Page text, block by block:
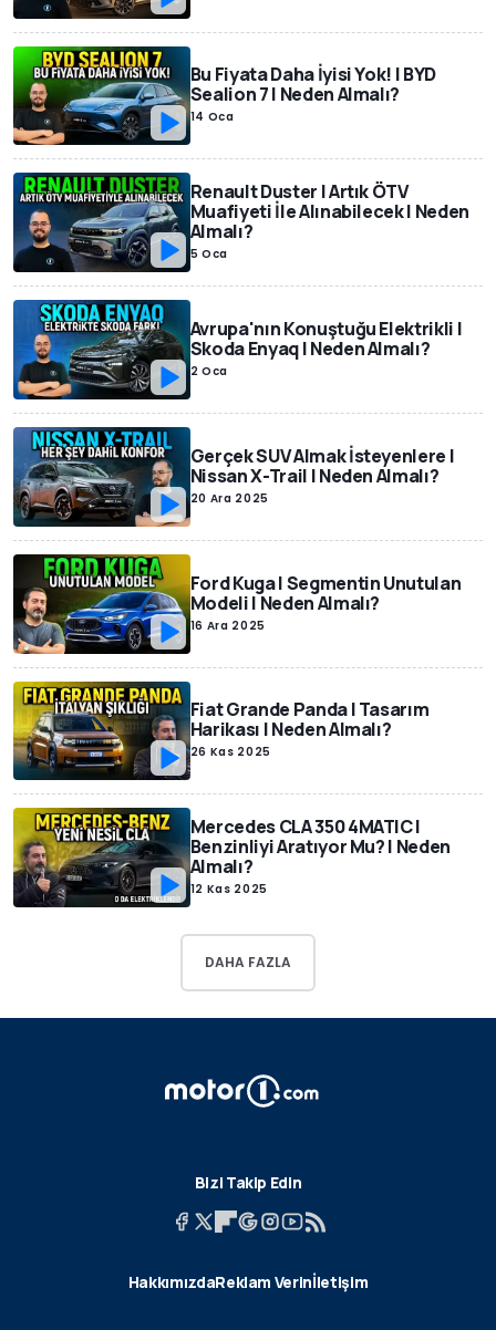
Bu Fiyata Daha İyisi Yok! | BYD
Sealion 7 | Neden Almalı?
14 Oca
Renault Duster | Artık ÖTV
Muafiyeti İle Alınabilecek | Neden
Almalı?
5 Oca
Avrupa'nın Konuştuğu Elektrikli |
Skoda Enyaq | Neden Almalı?
2 Oca
Gerçek SUV Almak İsteyenlere |
Nissan X-Trail | Neden Almalı?
20 Ara 2025
Ford Kuga | Segmentin Unutulan
Modeli | Neden Almalı?
16 Ara 2025
Fiat Grande Panda | Tasarım
Harikası | Neden Almalı?
26 Kas 2025
Mercedes CLA 350 4MATIC |
Benzinliyi Aratıyor Mu? | Neden
Almalı?
12 Kas 2025
DAHA FAZLA
Bizi Takip Edin
HakkımızdaReklam Verinİletişim